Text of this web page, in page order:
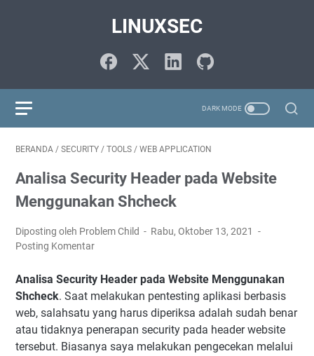
LINUXSEC
BERANDA / SECURITY / TOOLS / WEB APPLICATION
Analisa Security Header pada Website
Menggunakan Shcheck
Diposting oleh Problem Child
Rabu, Oktober 13, 2021
Posting Komentar
Analisa Security Header pada Website Menggunakan
Shcheck. Saat melakukan pentesting aplikasi berbasis
web, salahsatu yang harus diperiksa adalah sudah benar
atau tidaknya penerapan security pada header website
tersebut. Biasanya saya melakukan pengecekan melalui